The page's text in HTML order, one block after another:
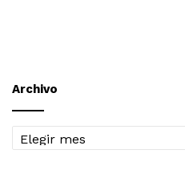
Archivo
Archivo